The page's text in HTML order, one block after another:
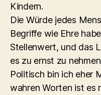
Kindern.
Die Würde jedes
Begriffe wie Ehre
Stellenwert, und das
es zu ernst zu
Politisch bin ich eher
wahren Worten ist es